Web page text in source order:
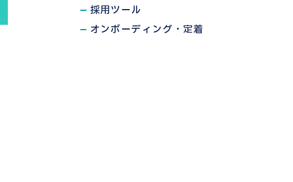
採用ツール
オンボーディング・定着